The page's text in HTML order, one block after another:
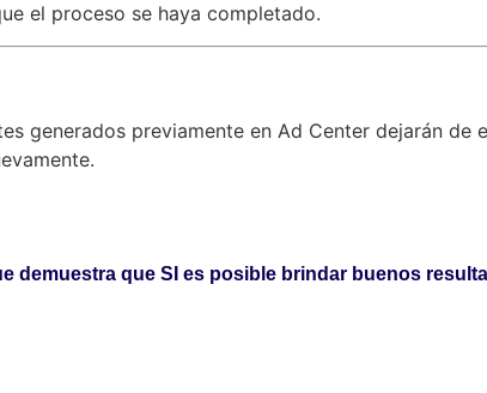
el proceso se haya completado.
generados previamente en Ad Center dejarán
demuestra que SI es posible brindar buenos